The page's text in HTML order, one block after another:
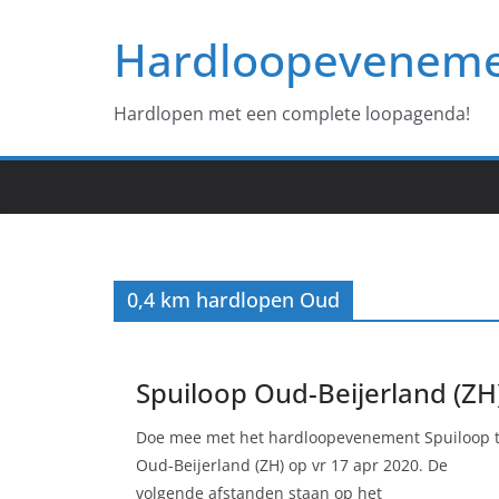
Hardlopen met een complete loopagenda!
0,4 km hardlopen Oud
Spuiloop Oud-Beijerland
Doe mee met het hardloopevenement Spuiloop
Oud-Beijerland (ZH) op vr 17 apr 2020. De
volgende afstanden staan op het